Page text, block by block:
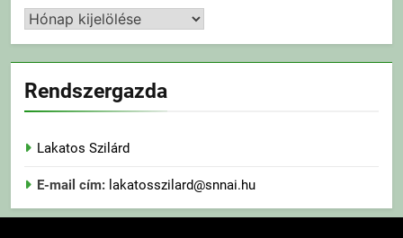
Arhívum
Rendszergazda
Lakatos Szilárd
E-mail cím: lakatosszilard@snnai.hu